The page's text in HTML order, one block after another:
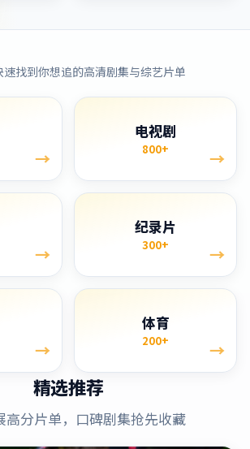
找到你想追的高清剧集与综艺片单
→
电视剧
800+ →
→
纪录片
300+ →
→
体育
200+ →
精选推荐
高分片单，口碑剧集抢先收藏